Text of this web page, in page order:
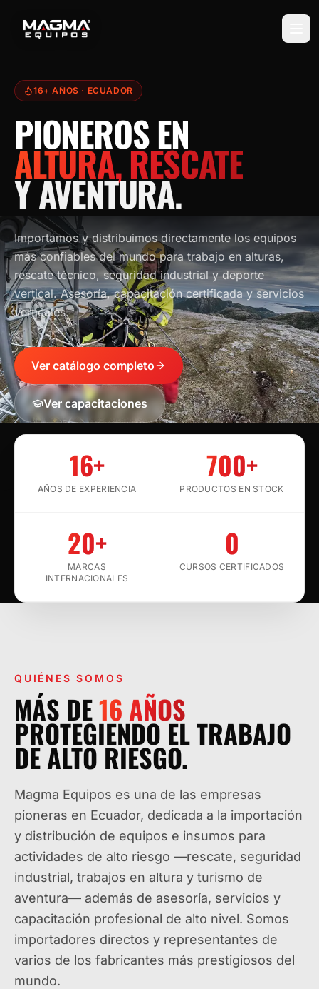
16+ AÑOS · ECUADOR
PIONEROS EN
ALTURA, RESCATE
Y AVENTURA.
Importamos y distribuimos directamente los equipos
más confiables del mundo para trabajo en alturas,
rescate técnico, seguridad industrial y deporte
vertical. Asesoría, capacitación certificada y servicios
verticales.
Ver catálogo completo
Ver capacitaciones
16+
AÑOS DE EXPERIENCIA
700+
PRODUCTOS EN STOCK
20+
MARCAS
INTERNACIONALES
0
CURSOS CERTIFICADOS
QUIÉNES SOMOS
MÁS DE16 AÑOS
PROTEGIENDO EL TRABAJO
DE ALTO RIESGO.
Magma Equipos es una de las empresas
pioneras en Ecuador, dedicada a la importación
y distribución de equipos e insumos para
actividades de alto riesgo —rescate, seguridad
industrial, trabajos en altura y turismo de
aventura— además de asesoría, servicios y
capacitación profesional de alto nivel. Somos
importadores directos y representantes de
varios de los fabricantes más prestigiosos del
mundo.